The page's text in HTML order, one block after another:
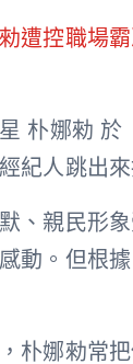
遭控職場
朴娜勑
紀人跳出
、親民形
動。但根
朴娜勑常